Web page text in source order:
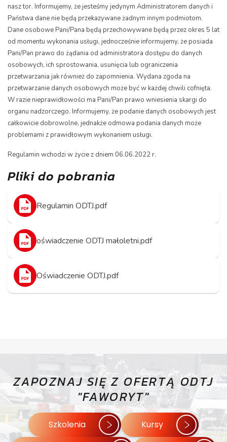
nasz tor. Informujemy, że jesteśmy jedynym Administratorem danych i
Państwa dane nie będą przekazywane żadnym innym podmiotom.
Dane osobowe Pani/Pana będą przechowywane będą przez okres 5 lat
od momentu wykonania usługi, jednocześnie informujemy, że posiada
Pani/Pan prawo do żądania od administratora dostępu do danych
osobowych, ich sprostowania, usunięcia lub ograniczenia
przetwarzania jak również do zapomnienia. Wydana zgoda na
przetwarzanie danych osobowych może być w każdej chwili cofnięta.
W razie nieprawidłowości ma Pani/Pan prawo wniesienia skargi do
organu nadzorczego. Informujemy, że podanie danych osobowych jest
całkowicie dobrowolne, jednakże odmowa podania danych może
problemami z prawidłowym wykonaniem usługi.
Regulamin wchodzi w życie z dniem 06.06.2022 r.
Pliki do pobrania
Regulamin ODTJ.pdf
oświadczenie ODTJ małoletni.pdf
Oświadczenie ODTJ.pdf
ZAPOZNAJ SIĘ Z OFERTĄ ODTJ
"FAWORYT"
Szkolenia Kursy